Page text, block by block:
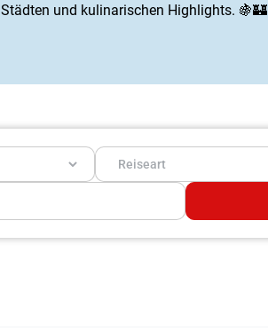
und kulinarischen Highlights. 🍇🏰